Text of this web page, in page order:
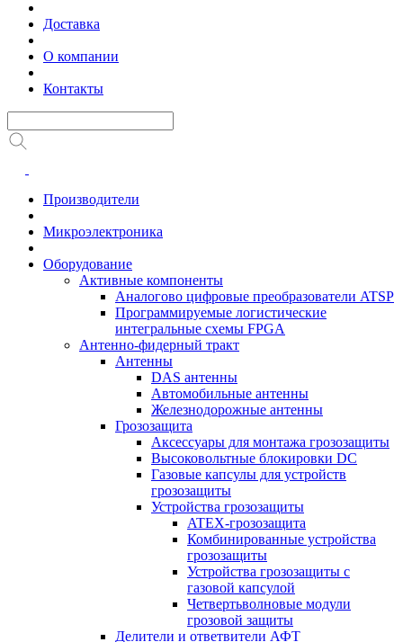
Доставка
О компании
Контакты
Производители
Микроэлектроника
Оборудование
Активные компоненты
Аналогово цифровые преобразователи ATSP
Программируемые логистические
интегральные схемы FPGA
Антенно-фидерный тракт
Антенны
DAS антенны
Автомобильные антенны
Железнодорожные антенны
Грозозащита
Аксессуары для монтажа грозозащиты
Высоковольтные блокировки DC
Газовые капсулы для устройств
грозозащиты
Устройства грозозащиты
ATEX-грозозащита
Комбинированные устройства
грозозащиты
Устройства грозозащиты с
газовой капсулой
Четвертьволновые модули
грозовой защиты
Делители и ответвители АФТ